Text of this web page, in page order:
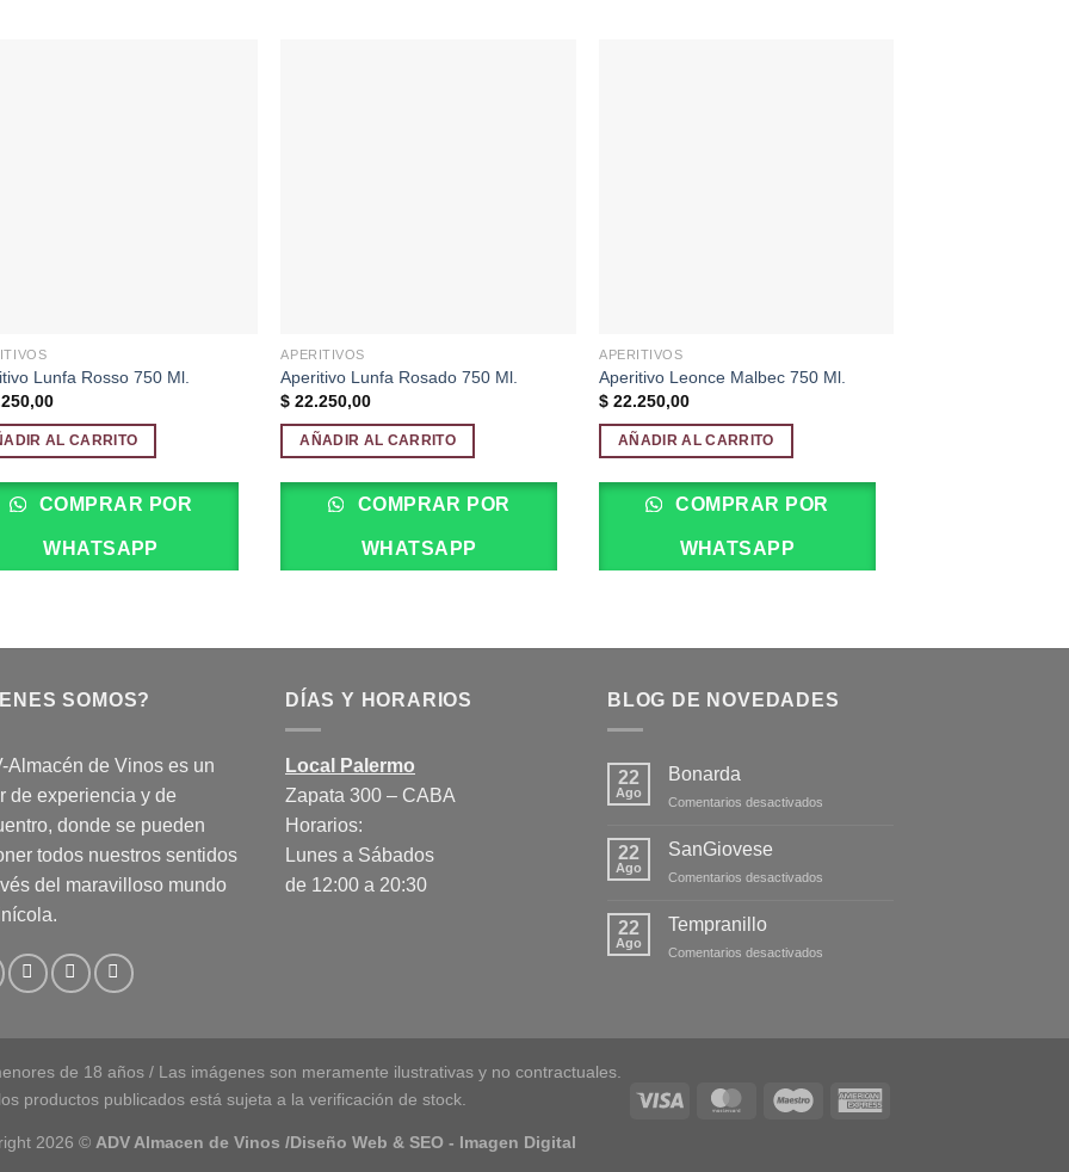
Lunfa Rosso 750 Ml.
AL CARRITO
COMPRAR POR
WHATSAPP
APERITIVOS
Aperitivo Lunfa Rosado 750 Ml.
$ 22.250,00
AÑADIR AL CARRITO
COMPRAR POR
WHATSAPP
APERITIVOS
Aperitivo Leonce Malbec 750 Ml.
$ 22.250,00
AÑADIR AL CARRITO
COMPRAR POR
WHATSAPP
SOMOS?
Almacén de Vinos es un
de experiencia y de
donde se pueden
todos nuestros sentidos
del maravilloso mundo
DÍAS Y HORARIOS
Local Palermo
Zapata 300 – CABA
Horarios:
Lunes a Sábados
de 12:00 a 20:30
BLOG DE NOVEDADES
22
Ago
Bonarda
Comentarios desactivados
22
Ago
SanGiovese
Comentarios desactivados
22
Ago
Tempranillo
Comentarios desactivados
de 18 años / Las imágenes son meramente ilustrativas y no contractuales.
productos publicados está sujeta a la verificación de stock.
2026 © ADV Almacen de Vinos /Diseño Web & SEO - Imagen Digital